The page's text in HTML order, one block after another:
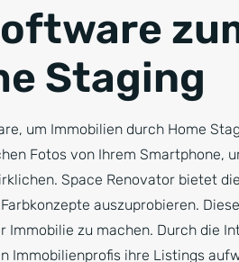
Staging
um Immobilien durch Home
Fotos von Ihrem Smartphone,
Space Renovator bietet
auszuprobieren.
zu machen. Durch die
Immobilienprofis ihre Listings